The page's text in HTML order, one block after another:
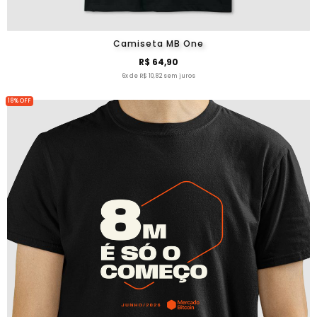
Camiseta MB One
R$ 64,90
6x de R$ 10,82 sem juros
18% OFF